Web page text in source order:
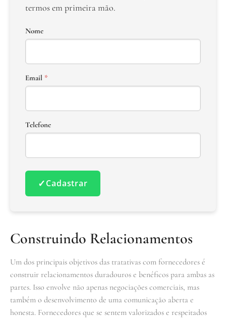
termos em primeira mão.
Nome
Email *
Telefone
✓Cadastrar
Construindo Relacionamentos
Um dos principais objetivos das tratativas com fornecedores é
construir relacionamentos duradouros e benéficos para ambas as
partes. Isso envolve não apenas negociações comerciais, mas
também o desenvolvimento de uma comunicação aberta e
honesta. Fornecedores que se sentem valorizados e respeitados